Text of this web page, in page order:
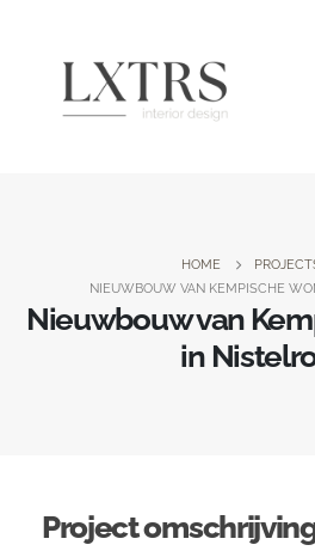
HOME
NIEUWBOUW VAN KEMPISCHE
Nieuwbouw van
in
Project